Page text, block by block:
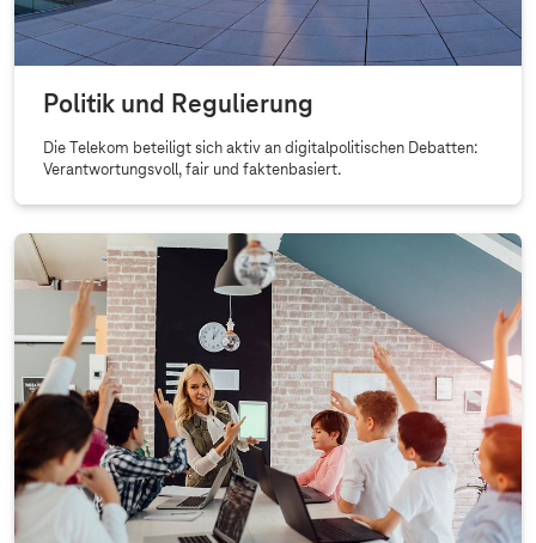
Politik und Regulierung
Die Telekom beteiligt sich aktiv an digitalpolitischen Debatten:
Verantwortungsvoll, fair und faktenbasiert.